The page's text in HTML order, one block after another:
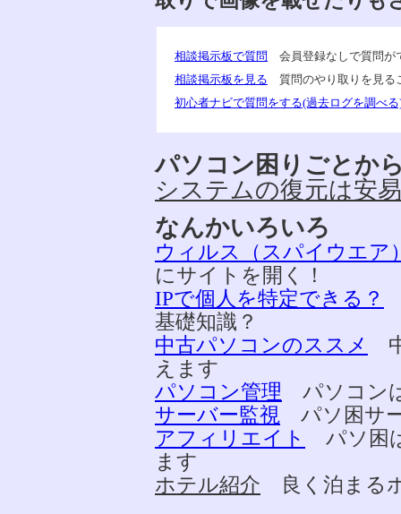
相談掲示板で質問 会員登録なしで質問が
相談掲示板を見る 質問のやり取りを見る
初心者ナビで質問をする(過去ログを調べる
パソコン困りごとか
システムの復元は安
なんかいろいろ
ウィルス（スパイウエア
にサイトを開く！
IPで個人を特定できる？
基礎知識？
中古パソコンのススメ
えます
パソコン管理 パソコン
サーバー監視 パソ困サ
アフィリエイト
パソ困
ます
ホテル紹介 良く泊まる